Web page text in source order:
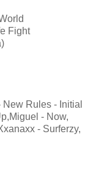
Fight
Rules - Initial
- Now,
- Surferzy,